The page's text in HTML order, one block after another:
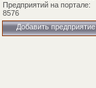
Предприятий на портале:
8576
Добавить предприятие